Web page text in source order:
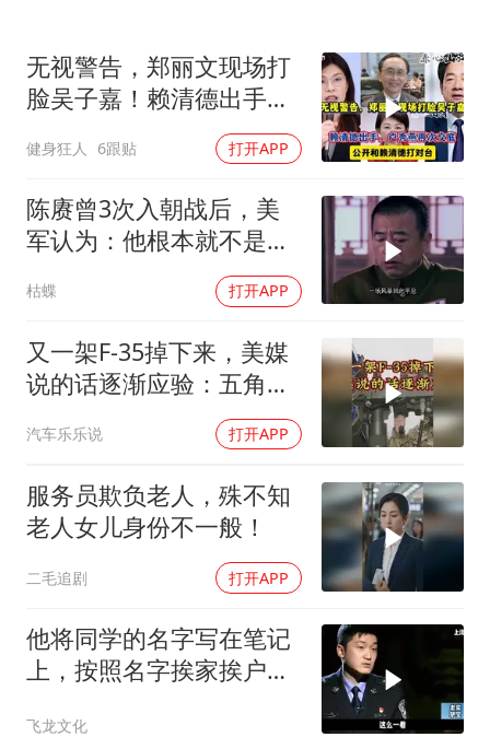
泰国初中生饮弹自尽前开了26枪
“准2万亿”之城点名支持三所大学
万岁山接盘烂尾恒大文旅城
张本智和：零封向鹏不意外
习近平心系体育强国建设
无视警告，郑丽文现场打
脸吴子嘉！赖清德出手，
健身狂人 6跟贴 打开APP
陈赓曾3次入朝战后，美
军认为：他根本就不是来
枯蝶 打开APP
又一架F-35掉下来，美媒
说的话逐渐应验：五角大
汽车乐乐说 打开APP
服务员欺负老人，殊不知
老人女儿身份不一般！
二毛追剧 打开APP
他将同学的名字写在笔记
上，按照名字挨家挨户去
飞龙文化